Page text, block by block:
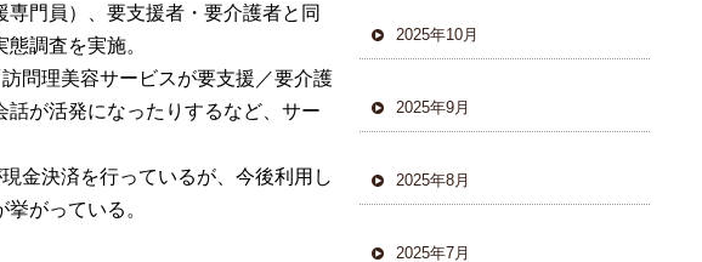
専門員）、要支援者・要介護者と同
態調査を実施。
問理美容サービスが要支援／要介護
が活発になったりするなど、サー
現金決済を行っているが、今後利用し
挙がっている 。
2025年10月
2025年9月
2025年8月
2025年7月